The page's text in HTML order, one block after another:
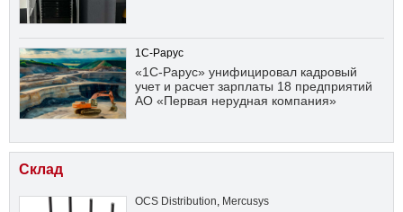
1С-Рарус
«1С-Рарус» унифицировал кадровый
учет и расчет зарплаты 18 предприятий
АО «Первая нерудная компания»
Склад
OCS Distribution Mercusys